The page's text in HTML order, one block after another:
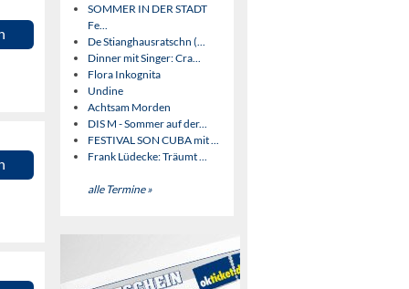
SOMMER IN DER STADT
Fe...
De Stianghausratschn (...
Dinner mit Singer: Cra...
Flora Inkognita
Undine
Achtsam Morden
DIS M - Sommer auf der...
FESTIVAL SON CUBA mit ...
Frank Lüdecke: Träumt ...
alle Termine »